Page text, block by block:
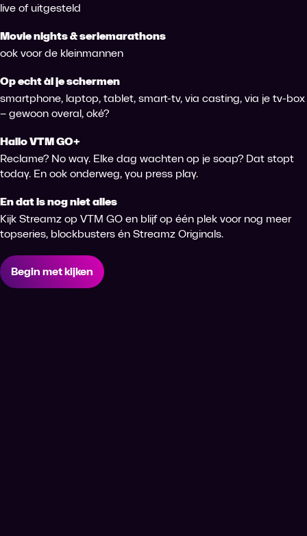
live of uitgesteld
Movie nights & seriemarathons
ook voor de kleinmannen
Op echt àl je schermen
smartphone, laptop, tablet, smart-tv, via casting, via je tv-box
– gewoon overal, oké?
Hallo VTM GO+
Reclame? No way. Elke dag wachten op je soap? Dat stopt
today. En ook onderweg, you press play.
En dat is nog niet alles
Kijk Streamz op VTM GO en blijf op één plek voor nog meer
topseries, blockbusters én Streamz Originals.
Begin met kijken